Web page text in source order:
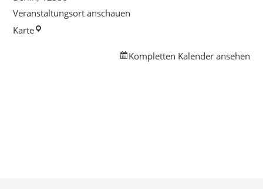
Veranstaltungsort anschauen
KarteGemeinschaftsunterkunft
Kompletten Kalender ansehen